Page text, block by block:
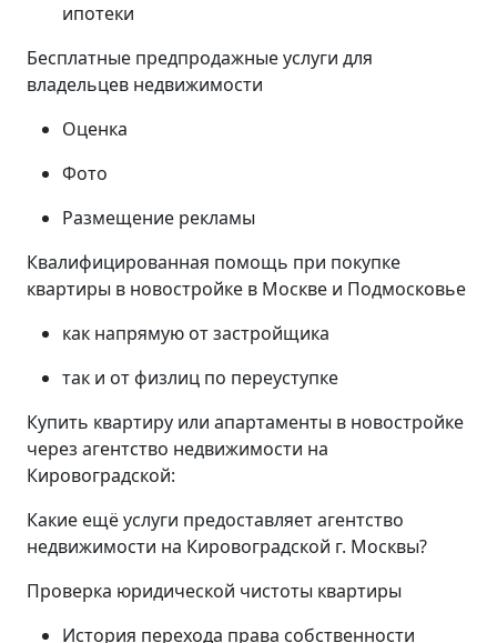
ипотеки
Бесплатные предпродажные услуги для
владельцев недвижимости
Оценка
Фото
Размещение рекламы
Квалифицированная помощь при покупке
квартиры в новостройке в Москве и Подмосковье
как напрямую от застройщика
так и от физлиц по переуступке
Купить квартиру или апартаменты в новостройке
через агентство недвижимости на
Кировоградской:
Какие ещё услуги предоставляет агентство
недвижимости на Кировоградской г. Москвы?
Проверка юридической чистоты квартиры
История перехода права собственности